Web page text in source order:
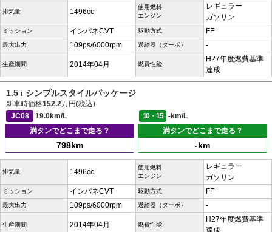
排気量 1496cc
使用燃料
エンジン
レギュラー
ガソリン
ミッション インパネCVT 駆動方式 FF
最大出力 109ps/6000rpm 過給器（ターボ） -
生産期間 2014年04月 燃費性能
H27年度燃費基準
達成
1.5 i シンプルスタイルパッケージ
新車時価格152.2万円(税込)
JC08
19.0km/L 10・15
-km/L
満タンでどこまで走る？
798km
満タンでどこまで走る？
-km
排気量 1496cc
使用燃料
エンジン
レギュラー
ガソリン
ミッション インパネCVT 駆動方式 FF
最大出力 109ps/6000rpm 過給器（ターボ） -
生産期間 2014年04月 燃費性能
H27年度燃費基準